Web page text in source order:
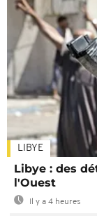
LIBYE
Libye : des
l'Ouest
Il y a 4 heures